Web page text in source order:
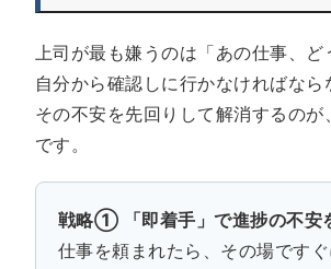
上司が最も嫌うのは「あの仕事、ど
自分から確認しに行かなければなら
その不安を先回りして解消するのが
です。
戦略① 「即着手」で進捗の不安
仕事を頼まれたら、その場です